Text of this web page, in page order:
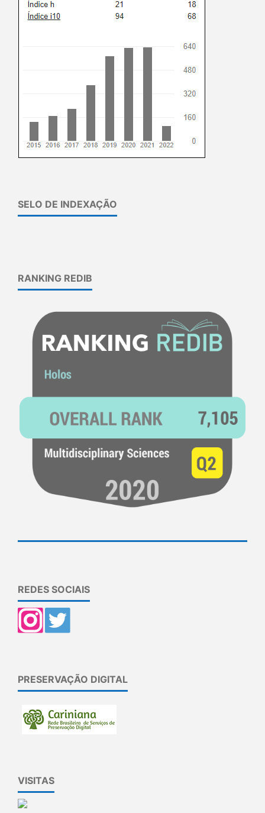
SELO DE INDEXAÇÃO
RANKING REDIB
REDES SOCIAIS
PRESERVAÇÃO DIGITAL
VISITAS